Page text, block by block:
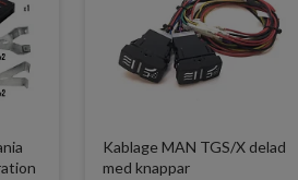
Kablage MAN TGS/X delad
med knappar